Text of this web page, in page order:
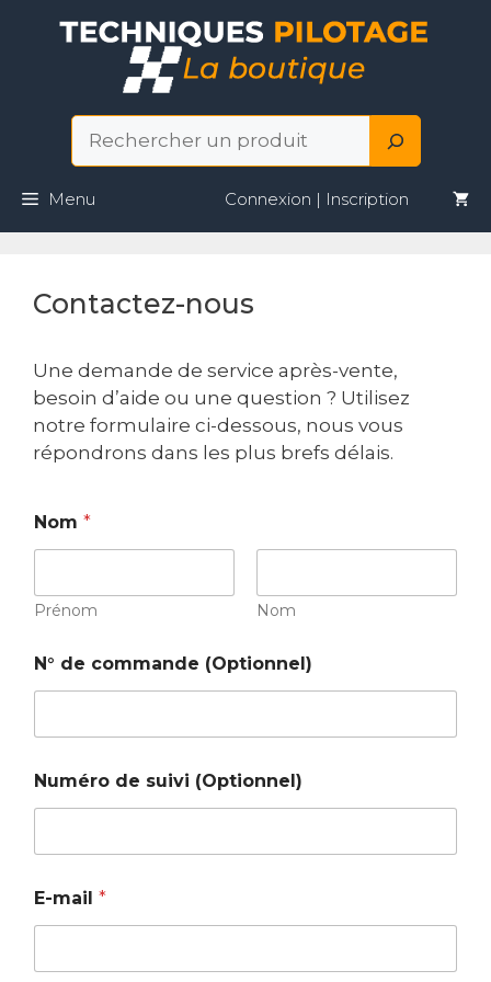
Rechercher
Menu Connexion | Inscription
Contactez-nous
Une demande de service après-vente,
besoin d’aide ou une question ? Utilisez
notre formulaire ci-dessous, nous vous
répondrons dans les plus brefs délais.
Nom *
Prénom Nom
N° de commande (Optionnel)
O
p
n
n
e
)
Numéro de suivi (Optionnel)
E-mail *